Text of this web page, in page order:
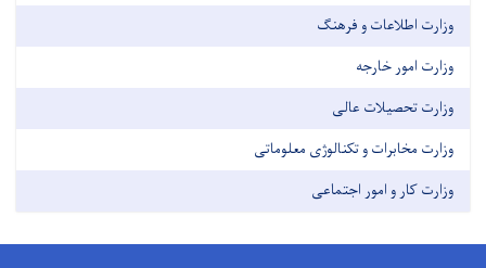
وزارت اطلاعات و فرهنگ
وزارت امور خارجه
وزارت تحصیلات عالی
وزارت مخابرات و تکنالوژی معلوماتی
وزارت کار و امور اجتماعی